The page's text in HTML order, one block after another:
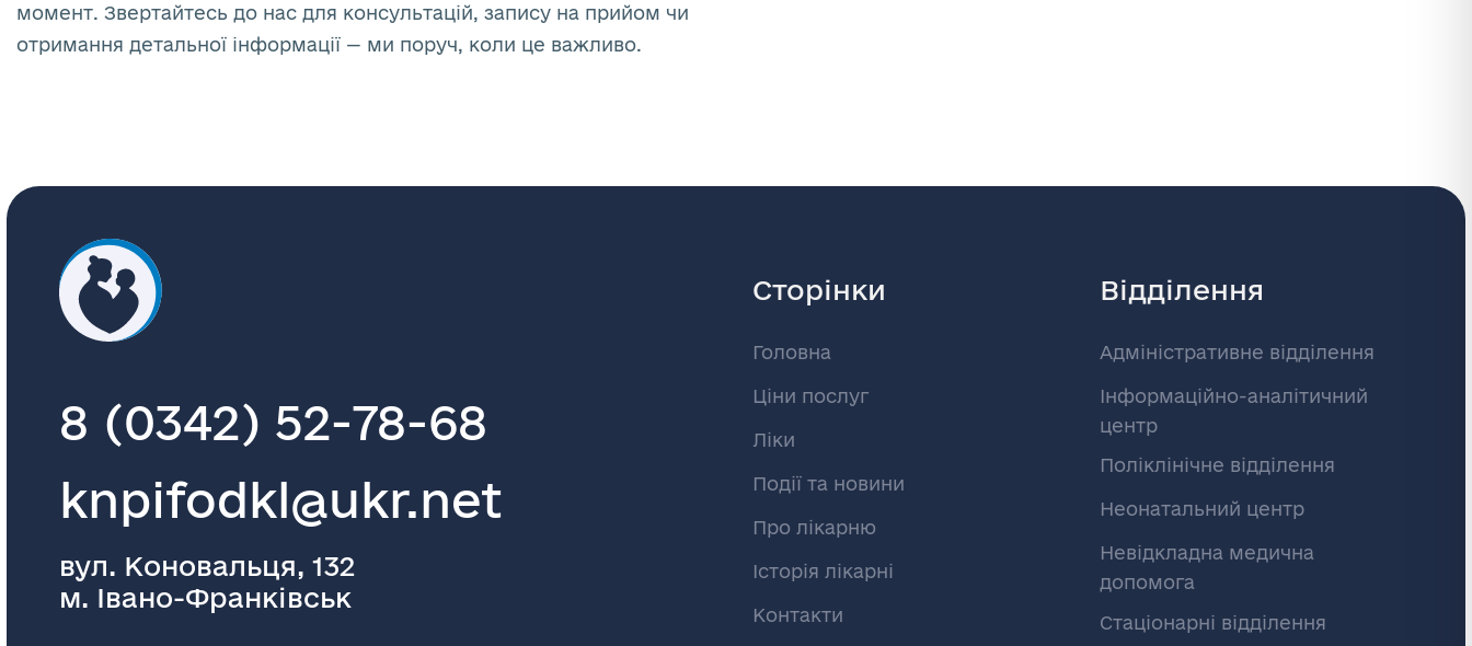
момент. Звертайтесь до нас для консультацій, запису на прийом чи
отримання детальної інформації — ми поруч, коли це важливо.
8 (0342) 52-78-68
knpifodkl@ukr.net
вул. Коновальця, 132
м. Івано-Франківськ
Сторінки
Головна
Ціни послуг
Ліки
Події та новини
Про лікарню
Історія лікарні
Контакти
Відділення
Адміністративне відділення
Інформаційно-аналітичний
центр
Поліклінічне відділення
Неонатальний центр
Невідкладна медична
допомога
Стаціонарні відділення